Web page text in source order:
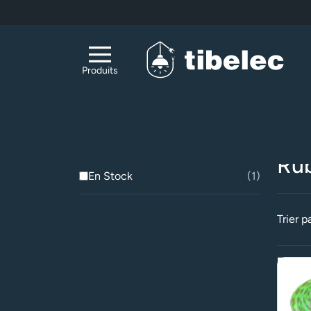
Produits
En Stock 1
Trier